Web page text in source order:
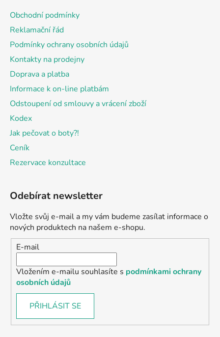
Obchodní podmínky
Reklamační řád
Podmínky ochrany osobních údajů
Kontakty na prodejny
Doprava a platba
Informace k on-line platbám
Odstoupení od smlouvy a vrácení zboží
Kodex
Jak pečovat o boty?!
Ceník
Rezervace konzultace
Odebírat newsletter
Vložte svůj e-mail a my vám budeme zasílat informace o
nových produktech na našem e-shopu.
E-mail
Vložením e-mailu souhlasíte s podmínkami ochrany
osobních údajů
PŘIHLÁSIT SE